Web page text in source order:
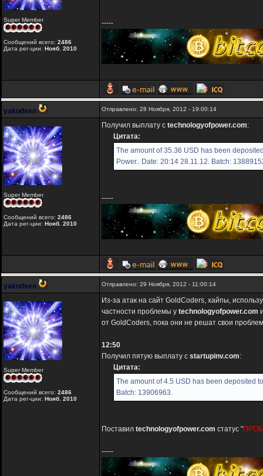
Super Member
Сообщений всего: 2486
Дата рег-ции: Нояб. 2010
-----
yakodsen Отправлено: 28 Ноября, 2012 - 19:00:14
Super Member
Сообщений всего: 2486
Дата рег-ции: Нояб. 2010
Получил выплату с technologyofpower.com:
Цитата:
The amount of 35.36 USD has been
Power.. Date: 20:14 28.11.12. Batch:
-----
yakodsen Отправлено: 29 Ноября, 2012 - 11:00:14
Super Member
Сообщений всего: 2486
Дата рег-ции: Нояб. 2010
Из-за атак на сайт GoldCoders, хайпы,
частности проблемы у technologyofpower.com
от GoldCoders, пока они не решат свои
12:50
Получил пятую выплату с startupinv.com:
Цитата:
The amount of 4.5 USD has been deposited
Batch: 13906963.
Поставил technologyofpower.com статус "
-----